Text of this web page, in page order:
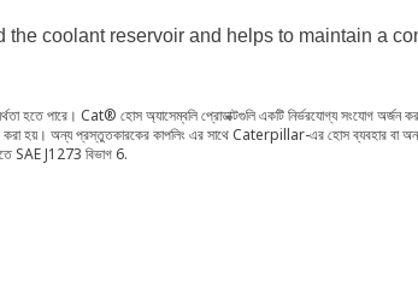
coolant reservoir and helps to maintain a
হতে পারে। Cat® হোস অ্যাসেম্বলি প্রোডাক্টগুলি একটি নির্ভরযোগ্য সংযোগ অর্জন
করা হয়। অন্য প্রস্তুতকারকের কাপলিং এর সাথে Caterpillar-এর হোস ব্যবহার বা
SAE J1273 বিভাগ 6.